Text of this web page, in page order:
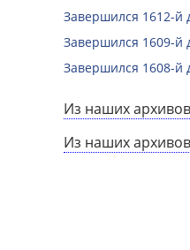
Завершился 1612-й
Завершился 1609-й
Завершился 1608-й
Из наших
Из наших